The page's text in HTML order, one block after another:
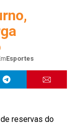
Esportes
reservas do